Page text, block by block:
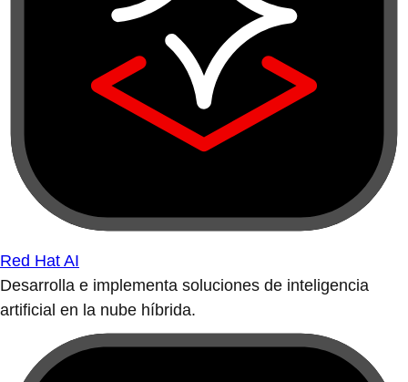
Red Hat AI
Desarrolla e implementa soluciones de inteligencia
artificial en la nube híbrida.